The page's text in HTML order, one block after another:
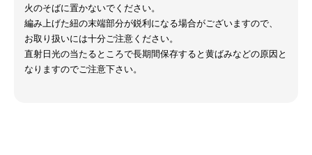
火のそばに置かないでください。
編み上げた紐の末端部分が鋭利になる場合がございますので、
お取り扱いには十分ご注意ください。
直射日光の当たるところで長期間保存すると黄ばみなどの原因と
なりますのでご注意下さい。